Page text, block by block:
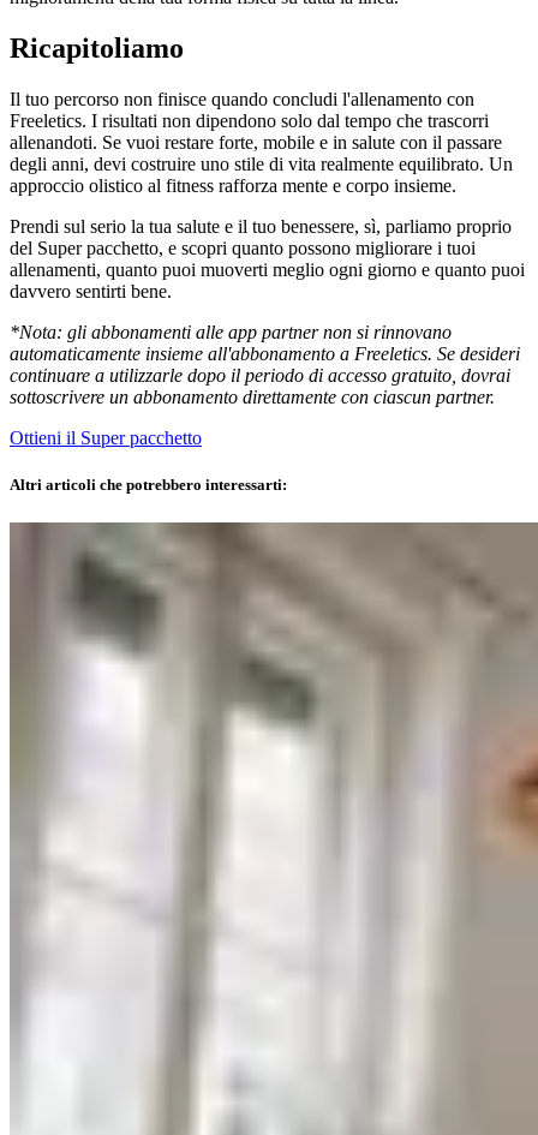
Ricapitoliamo
Il tuo percorso non finisce quando concludi l'allenamento con
Freeletics. I risultati non dipendono solo dal tempo che trascorri
allenandoti. Se vuoi restare forte, mobile e in salute con il passare
degli anni, devi costruire uno stile di vita realmente equilibrato. Un
approccio olistico al fitness rafforza mente e corpo insieme.
Prendi sul serio la tua salute e il tuo benessere, sì, parliamo proprio
del Super pacchetto, e scopri quanto possono migliorare i tuoi
allenamenti, quanto puoi muoverti meglio ogni giorno e quanto puoi
davvero sentirti bene.
*Nota: gli abbonamenti alle app partner non si rinnovano
automaticamente insieme all'abbonamento a Freeletics. Se desideri
continuare a utilizzarle dopo il periodo di accesso gratuito, dovrai
sottoscrivere un abbonamento direttamente con ciascun partner.
Ottieni il Super pacchetto
Altri articoli che potrebbero interessarti: